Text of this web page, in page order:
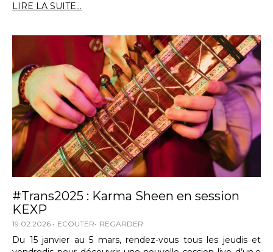
LIRE LA SUITE...
#Trans2025 : Karma Sheen en session
KEXP
19.02.2026 ECOUTER REGARDER
Du 15 janvier au 5 mars, rendez-vous tous les jeudis et